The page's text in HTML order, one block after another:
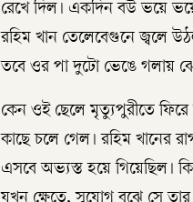
রেখে দিল। একদিন বউ ভয়ে
রহিম খান তেলেবেগুনে জ্বলে
তবে ওর পা দুটো ভেঙে গলায়
কেন ওই ছেলে মৃত্যুপুরীতে
কাছে চলে গেল। রহিম খানের
এসবে অভ্যস্ত হয়ে গিয়েছিল।